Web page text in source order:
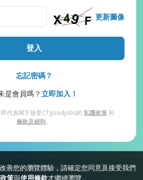
善您的瀏覽體驗，請確定您同意及接受我們
策與使用條款才繼續瀏覽。
更新圖像
登入
忘記密碼？
是會員嗎？ 立即加入！
代表閣下接受CTgoodjobs的 私隱政策和
條款及細則。
引 常見問題 私隱 條款及細則